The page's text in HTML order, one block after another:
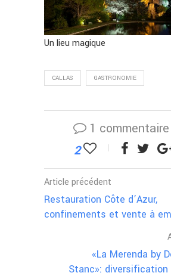
Un lieu magique
CALLAS GASTRONOMIE
1 commentaire
2
Article précédent
Restauration Côte d’Azur,
confinements et vente à
«La Merenda by
Stanc»: diversification